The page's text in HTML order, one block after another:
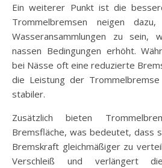
Ein weiterer Punkt ist die
Trommelbremsen neigen
Wasseransammlungen zu sein,
nassen Bedingungen erhöht.
bei Nässe oft eine reduzierte
die Leistung der Trommelbremse
stabiler.
Zusätzlich bieten
Bremsfläche, was bedeutet, dass
Bremskraft gleichmäßiger zu
Verschleiß und verlängert